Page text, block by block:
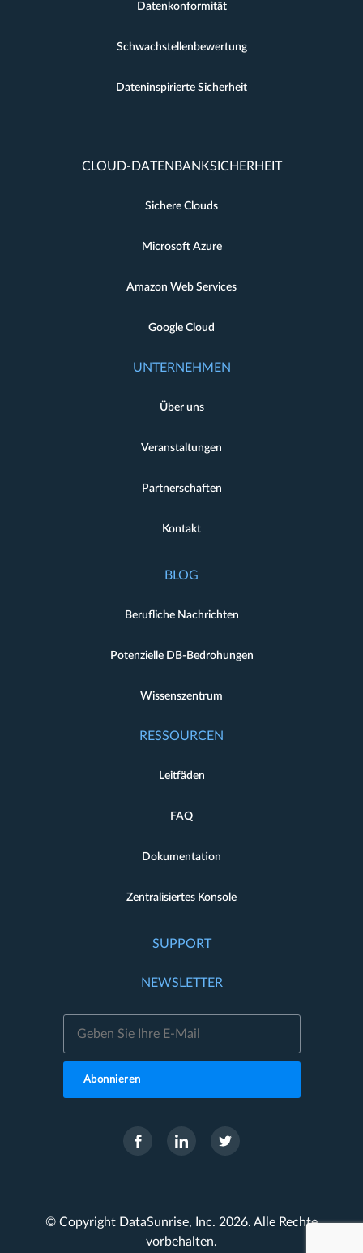
Datenkonformität
Schwachstellenbewertung
Dateninspirierte Sicherheit
CLOUD-DATENBANKSICHERHEIT
Sichere Clouds
Microsoft Azure
Amazon Web Services
Google Cloud
UNTERNEHMEN
Über uns
Veranstaltungen
Partnerschaften
Kontakt
BLOG
Berufliche Nachrichten
Potenzielle DB-Bedrohungen
Wissenszentrum
RESSOURCEN
Leitfäden
FAQ
Dokumentation
Zentralisiertes Konsole
SUPPORT
NEWSLETTER
Abonnieren
© Copyright DataSunrise, Inc. 2026. Alle Rechte
vorbehalten.